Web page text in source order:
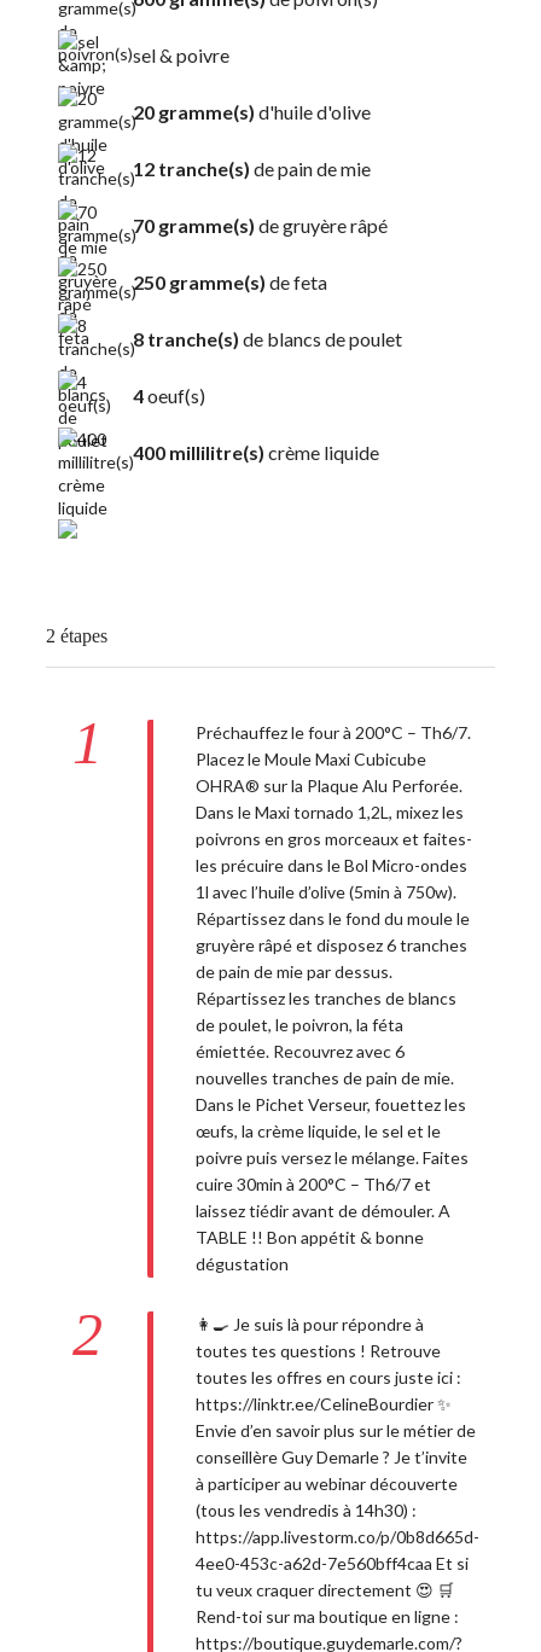
sel & poivre
20 gramme(s) d'huile d'olive
12 tranche(s) de pain de mie
70 gramme(s) de gruyère râpé
250 gramme(s) de feta
8 tranche(s) de blancs de poulet
4oeuf(s)
400 millilitre(s) crème liquide
2 étapes
1
Préchauffez le four à 200°C – Th6/7.
Placez le Moule Maxi Cubicube
OHRA® sur la Plaque Alu Perforée.
Dans le Maxi tornado 1,2L, mixez les
poivrons en gros morceaux et faites-
les précuire dans le Bol Micro-ondes
1l avec l’huile d’olive (5min à 750w).
Répartissez dans le fond du moule le
gruyère râpé et disposez 6 tranches
de pain de mie par dessus.
Répartissez les tranches de blancs
de poulet, le poivron, la féta
émiettée. Recouvrez avec 6
nouvelles tranches de pain de mie.
Dans le Pichet Verseur, fouettez les
œufs, la crème liquide, le sel et le
poivre puis versez le mélange. Faites
cuire 30min à 200°C – Th6/7 et
laissez tiédir avant de démouler. A
TABLE !! Bon appétit & bonne
dégustation
2
👩‍🍳 Je suis là pour répondre à
toutes tes questions ! Retrouve
toutes les offres en cours juste ici :
https://linktr.ee/CelineBourdier ✨
Envie d’en savoir plus sur le métier de
conseillère Guy Demarle ? Je t’invite
à participer au webinar découverte
(tous les vendredis à 14h30) :
https://app.livestorm.co/p/0b8d665d-
4ee0-453c-a62d-7e560bff4caa Et si
tu veux craquer directement 😍 🛒
Rend-toi sur ma boutique en ligne :
https://boutique.guydemarle.com/?